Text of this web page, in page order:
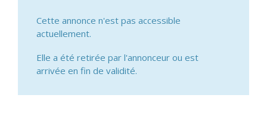
Cette annonce n'est pas accessible
actuellement.
Elle a été retirée par l'annonceur ou est
arrivée en fin de validité.